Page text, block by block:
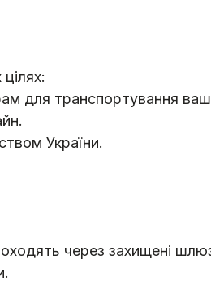
для транспортування
України.
через захищені